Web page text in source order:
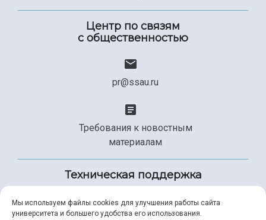
Центр по связям
с общественностью
pr@ssau.ru
Требования к новостным
материалам
Техническая поддержка
Мы используем файлы cookies для улучшения работы сайта
университета и большего удобства его использования.